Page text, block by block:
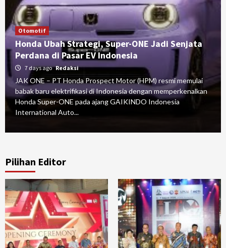
Otomotif
Honda Ubah Strategi, Super-ONE Jadi Senjata
Perdana di Pasar EV Indonesia
7 days ago Redaksi
JAK ONE – PT Honda Prospect Motor (HPM) resmi memulai
babak baru elektrifikasi di Indonesia dengan memperkenalkan
Honda Super-ONE pada ajang GAIKINDO Indonesia
International Auto...
Pilihan Editor